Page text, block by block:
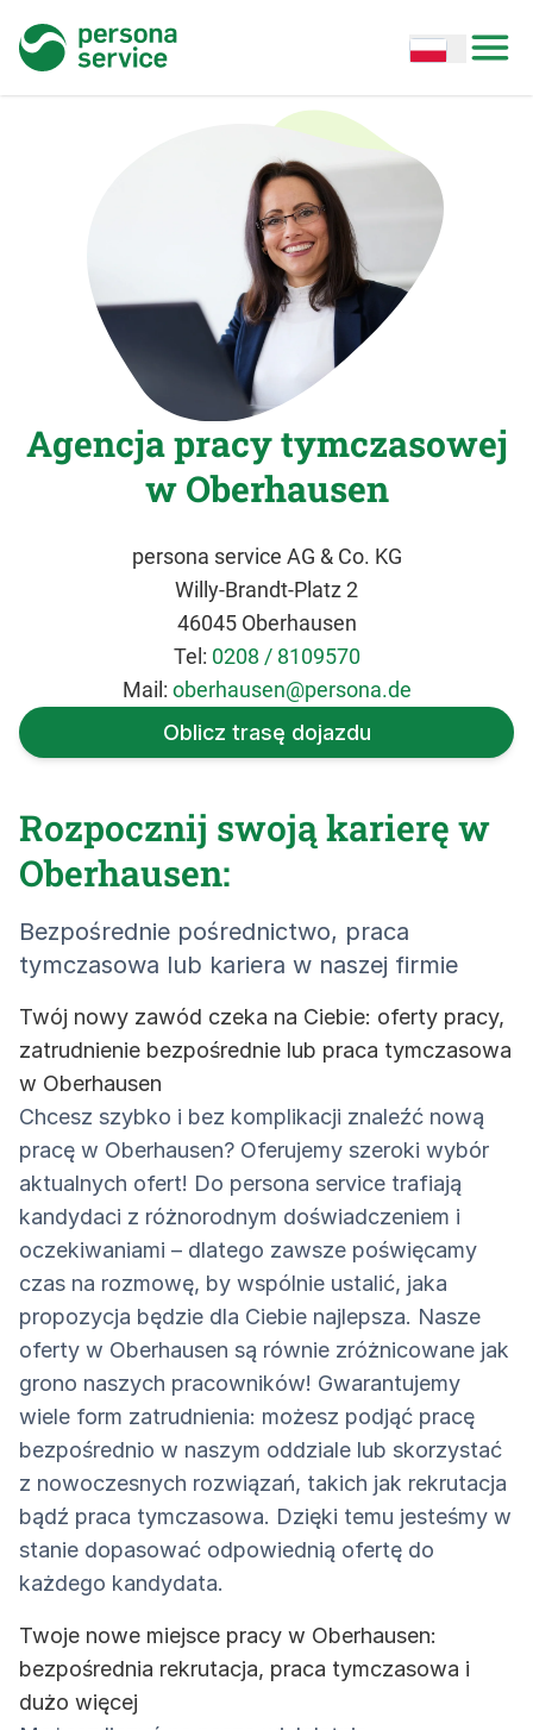
persona service Open options
Agencja pracy tymczasowej
w Oberhausen
persona service AG & Co. KG
Willy-Brandt-Platz 2
46045 Oberhausen
Tel: 0208 / 8109570
Mail: oberhausen@persona.de
Oblicz trasę dojazdu
Rozpocznij swoją karierę w
Oberhausen:
Bezpośrednie pośrednictwo, praca
tymczasowa lub kariera w naszej firmie
Twój nowy zawód czeka na Ciebie: oferty pracy,
zatrudnienie bezpośrednie lub praca tymczasowa
w Oberhausen
Chcesz szybko i bez komplikacji znaleźć nową
pracę w Oberhausen? Oferujemy szeroki wybór
aktualnych ofert! Do persona service trafiają
kandydaci z różnorodnym doświadczeniem i
oczekiwaniami – dlatego zawsze poświęcamy
czas na rozmowę, by wspólnie ustalić, jaka
propozycja będzie dla Ciebie najlepsza. Nasze
oferty w Oberhausen są równie zróżnicowane jak
grono naszych pracowników! Gwarantujemy
wiele form zatrudnienia: możesz podjąć pracę
bezpośrednio w naszym oddziale lub skorzystać
z nowoczesnych rozwiązań, takich jak rekrutacja
bądź praca tymczasowa. Dzięki temu jesteśmy w
stanie dopasować odpowiednią ofertę do
każdego kandydata.
Twoje nowe miejsce pracy w Oberhausen:
bezpośrednia rekrutacja, praca tymczasowa i
dużo więcej